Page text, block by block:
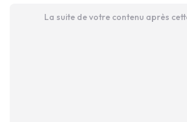
La suite de votre contenu après